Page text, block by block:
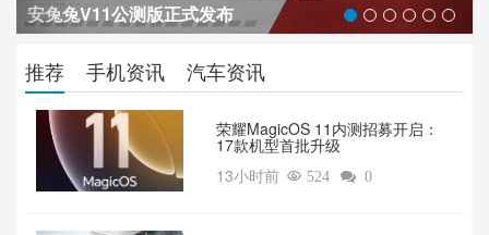
安兔兔V11公测版正式发布
推荐 手机资讯 汽车资讯
荣耀MagicOS 11内测招募开启：
17款机型首批升级
13小时前  524  0